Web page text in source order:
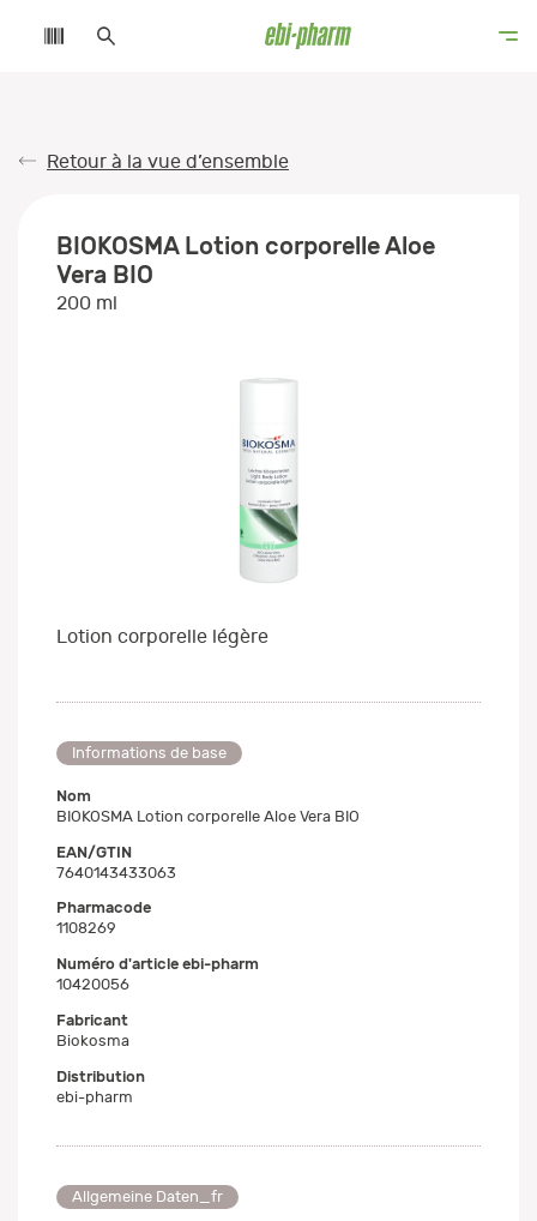
Retour à la vue d’ensemble
BIOKOSMA Lotion corporelle Aloe
Vera BIO
200 ml
Lotion corporelle légère
Informations de base
Nom
BIOKOSMA Lotion corporelle Aloe Vera BIO
EAN/GTIN
7640143433063
Pharmacode
1108269
Numéro d'article ebi-pharm
10420056
Fabricant
Biokosma
Distribution
ebi-pharm
Allgemeine Daten_fr